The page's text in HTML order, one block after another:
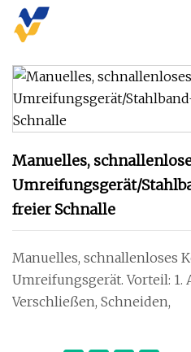
Manuelles,
Umreifungsgerät/
freier Schnalle
Manuelles, schnallenloses
Umreifungsgerät. Vorteil: 1.
Verschließen, Schneiden,